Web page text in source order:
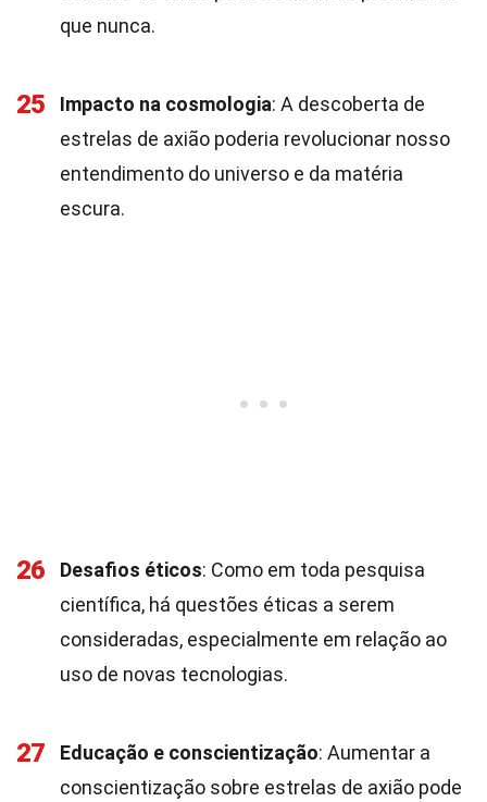
que nunca.
25 Impacto na cosmologia: A descoberta de
estrelas de axião poderia revolucionar nosso
entendimento do universo e da matéria
escura.
26 Desafios éticos: Como em toda pesquisa
científica, há questões éticas a serem
consideradas, especialmente em relação ao
uso de novas tecnologias.
27 Educação e conscientização: Aumentar a
conscientização sobre estrelas de axião pode